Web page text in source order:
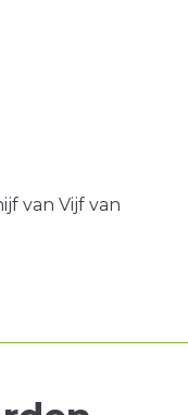
van Vijf van